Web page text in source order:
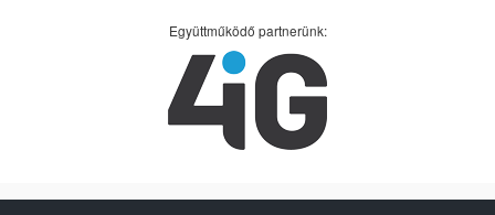
Együttműködő partnerünk: